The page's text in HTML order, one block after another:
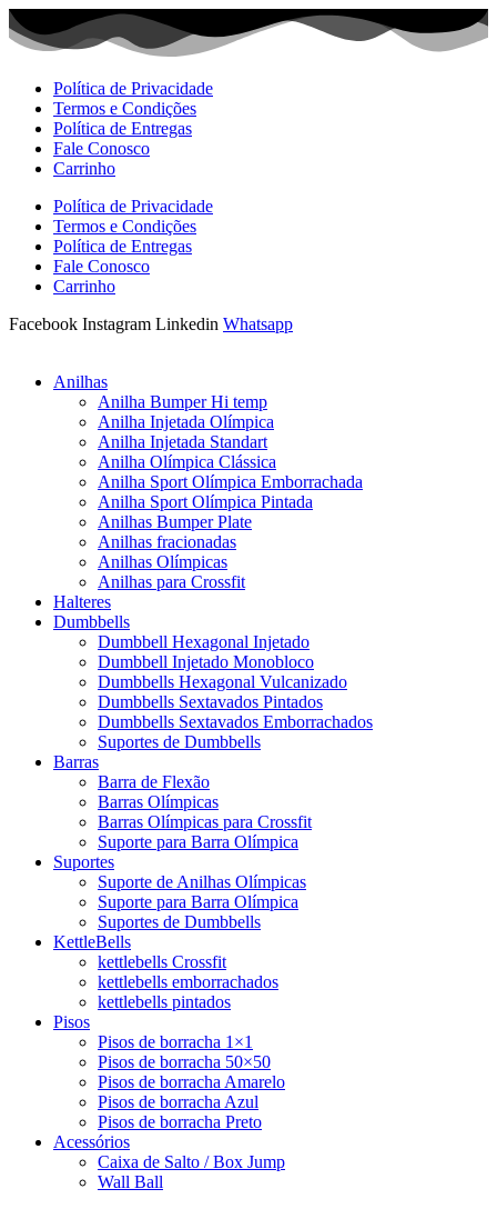
Ir
para
Política de Privacidade
Termos e Condições
Política de Entregas
Fale Conosco
Carrinho
Política de Privacidade
Termos e Condições
Política de Entregas
Fale Conosco
Carrinho
Facebook Instagram Linkedin Whatsapp
Anilhas
Anilha Bumper Hi temp
Anilha Injetada Olímpica
Anilha Injetada Standart
Anilha Olímpica Clássica
Anilha Sport Olímpica Emborrachada
Anilha Sport Olímpica Pintada
Anilhas Bumper Plate
Anilhas fracionadas
Anilhas Olímpicas
Anilhas para Crossfit
Halteres
Dumbbells
Dumbbell Hexagonal Injetado
Dumbbell Injetado Monobloco
Dumbbells Hexagonal Vulcanizado
Dumbbells Sextavados Pintados
Dumbbells Sextavados Emborrachados
Suportes de Dumbbells
Barras
Barra de Flexão
Barras Olímpicas
Barras Olímpicas para Crossfit
Suporte para Barra Olímpica
Suportes
Suporte de Anilhas Olímpicas
Suporte para Barra Olímpica
Suportes de Dumbbells
KettleBells
kettlebells Crossfit
kettlebells emborrachados
kettlebells pintados
Pisos
Pisos de borracha 1×1
Pisos de borracha 50×50
Pisos de borracha Amarelo
Pisos de borracha Azul
Pisos de borracha Preto
Acessórios
Caixa de Salto / Box Jump
Wall Ball